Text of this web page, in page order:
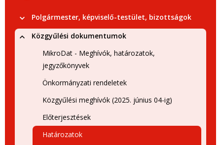
Polgármester, képviselő-testület, bizottságok
Közgyűlési dokumentumok
MikroDat - Meghívók, határozatok,
jegyzőkönyvek
Önkormányzati rendeletek
Közgyűlési meghívók (2025. június 04-ig)
Előterjesztések
Határozatok